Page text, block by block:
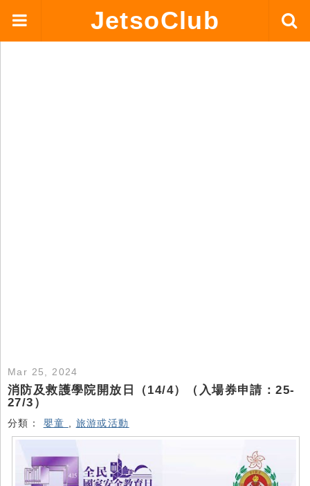
JetsoClub
Mar 25, 2024
消防及救護學院開放日（14/4）（入場券申請：25-
27/3）
分類： 嬰童 旅游或活動